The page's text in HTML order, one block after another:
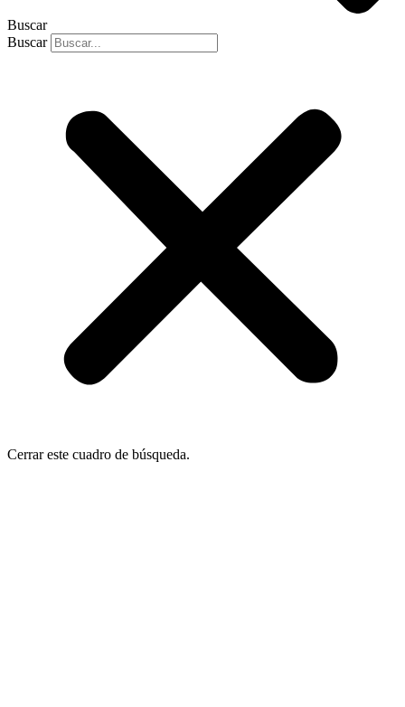
Buscar
Buscar
Cerrar este cuadro de búsqueda.